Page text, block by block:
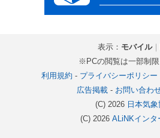
表示： モバイル｜
※PCの閲覧は一部制
利用規約 - プライバシーポリシー
広告掲載- お問い合わ
(C) 2026 日本気象
(C) 2026 ALiNKインタ